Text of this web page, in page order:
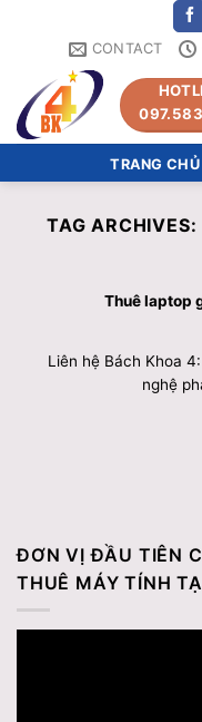
CONTACT
TRANG CHỦ
TAG ARCHIVES:
Thuê laptop
Liên hệ Bách Khoa
nghệ
ĐƠN VỊ ĐẦU TIÊN
THUÊ MÁY TÍNH